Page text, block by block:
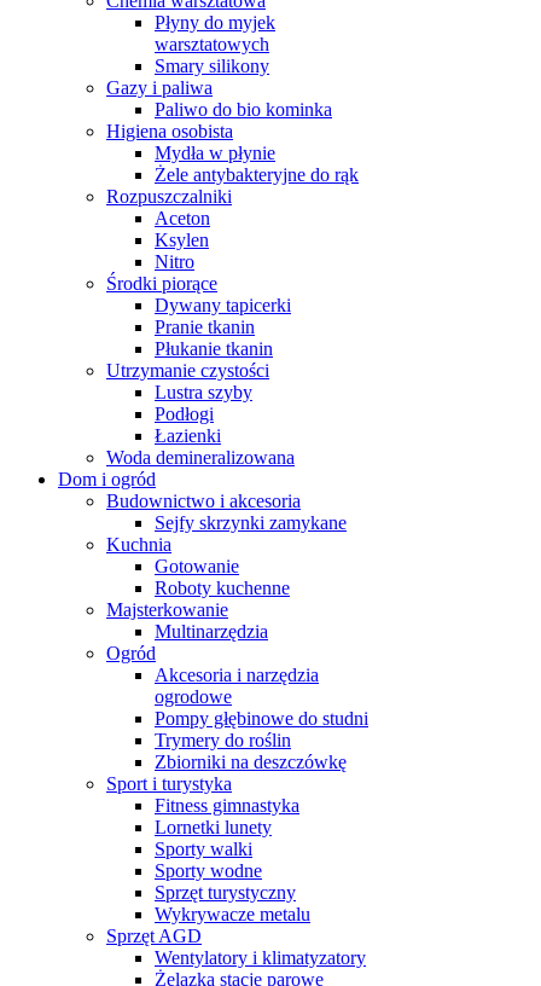
Płyny do myjek
warsztatowych
Smary silikony
Gazy i paliwa
Paliwo do bio kominka
Higiena osobista
Mydła w płynie
Żele antybakteryjne do rąk
Rozpuszczalniki
Aceton
Ksylen
Nitro
Środki piorące
Dywany tapicerki
Pranie tkanin
Płukanie tkanin
Utrzymanie czystości
Lustra szyby
Podłogi
Łazienki
Woda demineralizowana
Dom i ogród
Budownictwo i akcesoria
Sejfy skrzynki zamykane
Kuchnia
Gotowanie
Roboty kuchenne
Majsterkowanie
Multinarzędzia
Ogród
Akcesoria i narzędzia
ogrodowe
Pompy głębinowe do studni
Trymery do roślin
Zbiorniki na deszczówkę
Sport i turystyka
Fitness gimnastyka
Lornetki lunety
Sporty walki
Sporty wodne
Sprzęt turystyczny
Wykrywacze metalu
Sprzęt AGD
Wentylatory i klimatyzatory
Żelazka stacje parowe